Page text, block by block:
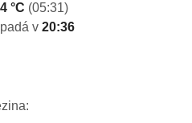
°C (05:31)
v 20:36